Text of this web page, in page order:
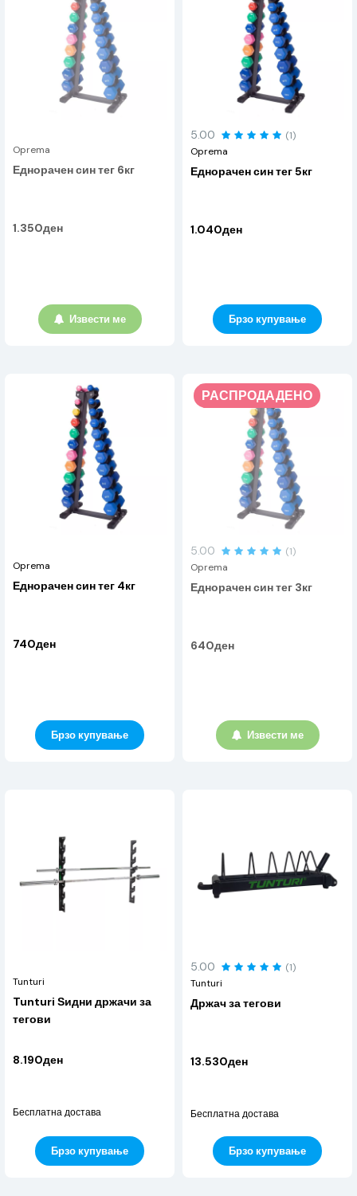
Oprema
Еднорачен син тег 6кг
1.350ден
Извести ме
5.00
(1)
Oprema
Еднорачен син тег 5кг
1.040ден
Брзо купување
Oprema
Еднорачен син тег 4кг
740ден
Брзо купување
РАСПРОДАДЕНО
5.00
(1)
Oprema
Еднорачен син тег 3кг
640ден
Извести ме
Tunturi
Tunturi Ѕидни држачи за
тегови
8.190ден
Бесплатна достава
Брзо купување
5.00
(1)
Tunturi
Држач за тегови
13.530ден
Бесплатна достава
Брзо купување